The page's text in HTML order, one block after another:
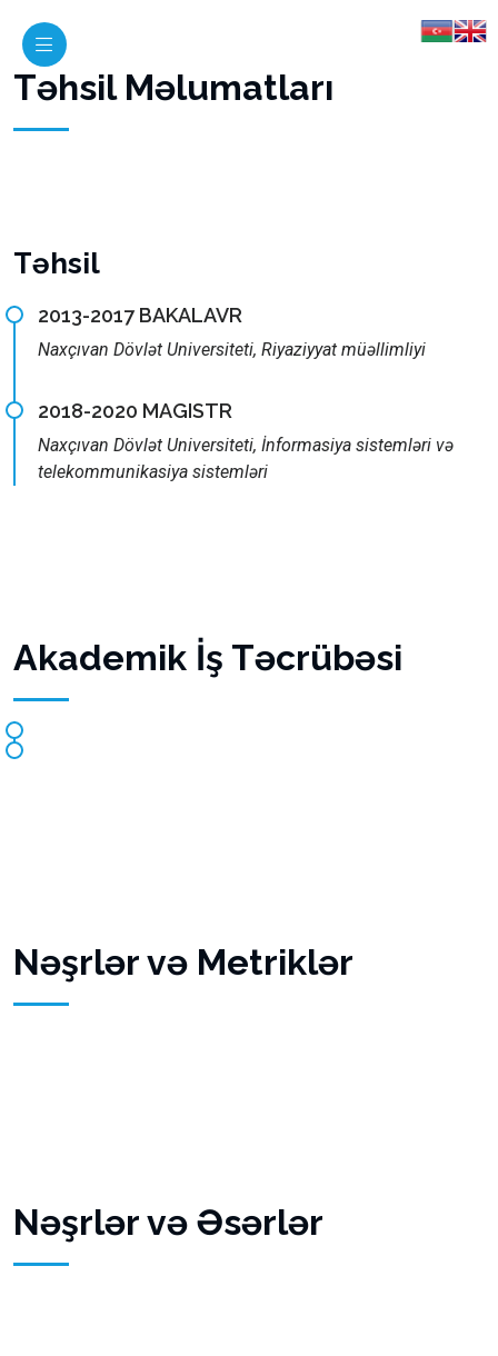
Təhsil Məlumatları
Təhsil
2013-2017 BAKALAVR
Naxçıvan Dövlət Universiteti, Riyaziyyat müəllimliyi
2018-2020 MAGISTR
Naxçıvan Dövlət Universiteti, İnformasiya sistemləri və
telekommunikasiya sistemləri
Akademik İş Təcrübəsi
Nəşrlər və Metriklər
Nəşrlər və Əsərlər